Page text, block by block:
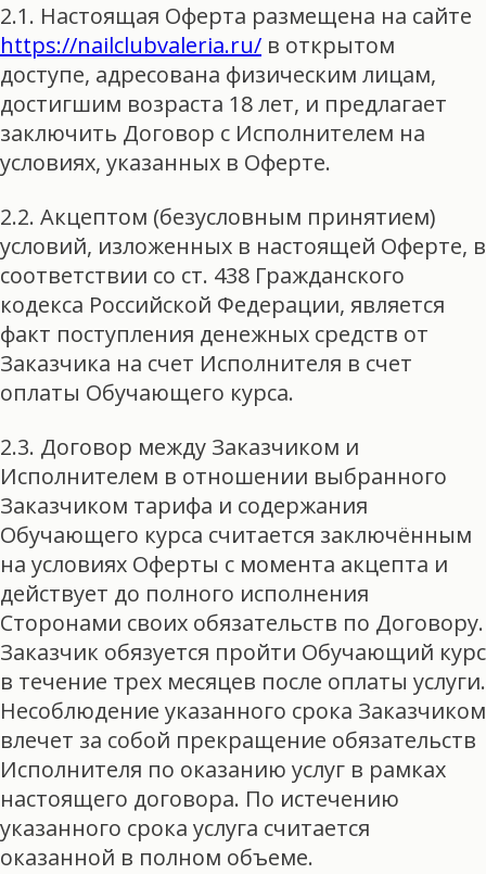
2.1. Настоящая Оферта размещена на сайте
https://nailclubvaleria.ru/ в открытом
доступе, адресована физическим лицам,
достигшим возраста 18 лет, и предлагает
заключить Договор с Исполнителем на
условиях, указанных в Оферте.
2.2. Акцептом (безусловным принятием)
условий, изложенных в настоящей Оферте, в
соответствии со ст. 438 Гражданского
кодекса Российской Федерации, является
факт поступления денежных средств от
Заказчика на счет Исполнителя в счет
оплаты Обучающего курса.
2.3. Договор между Заказчиком и
Исполнителем в отношении выбранного
Заказчиком тарифа и содержания
Обучающего курса считается заключённым
на условиях Оферты с момента акцепта и
действует до полного исполнения
Сторонами своих обязательств по Договору.
Заказчик обязуется пройти Обучающий курс
в течение трех месяцев после оплаты услуги.
Несоблюдение указанного срока Заказчиком
влечет за собой прекращение обязательств
Исполнителя по оказанию услуг в рамках
настоящего договора. По истечению
указанного срока услуга считается
оказанной в полном объеме.